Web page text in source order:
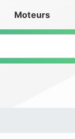
Moteurs